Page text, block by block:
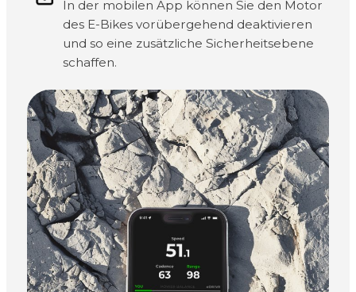
In der mobilen App können Sie den Motor
des E-Bikes vorübergehend deaktivieren
und so eine zusätzliche Sicherheitsebene
schaffen.